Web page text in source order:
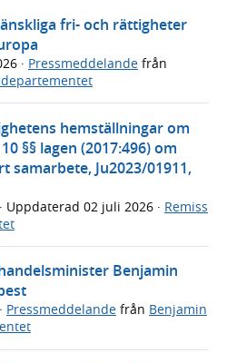
fri- och rättigheter
· Pressmeddelande från
hemställningar om
§§ lagen (2017:496) om
samarbete, Ju2023/01911,
· Uppdaterad 02 juli 2026 · Remiss
Benjamin
· Pressmeddelande från Benjamin